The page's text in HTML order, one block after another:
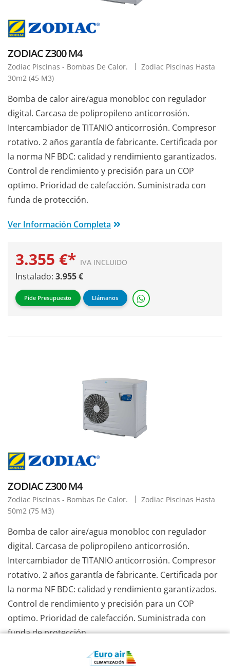
ZODIAC Z300 M4
Zodiac Piscinas - Bombas De Calor.
Zodiac Piscinas Hasta
30m2 (45 M3)
Bomba de calor aire/agua monobloc con regulador
digital. Carcasa de polipropileno anticorrosión.
Intercambiador de TITANIO anticorrosión. Compresor
rotativo. 2 años garantía de fabricante. Certificada por
la norma NF BDC: calidad y rendimiento garantizados.
Control de rendimiento y precisión para un COP
optimo. Prioridad de calefacción. Suministrada con
funda de protección.
Ver Información Completa
3.355 €* IVA INCLUIDO
Instalado: 3.955 €
Pide Presupuesto Llámanos
ZODIAC Z300 M4
Zodiac Piscinas - Bombas De Calor.
Zodiac Piscinas Hasta
50m2 (75 M3)
Bomba de calor aire/agua monobloc con regulador
digital. Carcasa de polipropileno anticorrosión.
Intercambiador de TITANIO anticorrosión. Compresor
rotativo. 2 años garantía de fabricante. Certificada por
la norma NF BDC: calidad y rendimiento garantizados.
Control de rendimiento y precisión para un COP
optimo. Prioridad de calefacción. Suministrada con
funda de protección.
Ver Información Completa